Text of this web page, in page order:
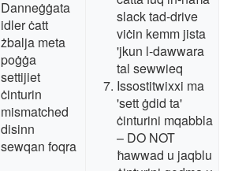
Danneġġata
idler ċatt
żbalja meta
poġġa
settijiet
ċinturin
mismatched
disinn
sewqan foqra
slack tad-drive
viċin kemm jista
'jkun l-dawwara
tal sewwieq
Issostitwixxi ma
'sett ġdid ta'
ċinturini mqabbla
– DO NOT
ħawwad u jaqblu